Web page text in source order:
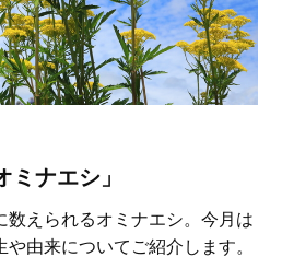
ミナエシ」
数えられるオミナエシ。今月は
由来についてご紹介します。